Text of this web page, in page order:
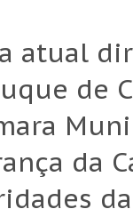
atual
de
da